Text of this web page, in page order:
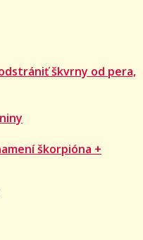
odstrániť škvrny od pera,
škorpióna +